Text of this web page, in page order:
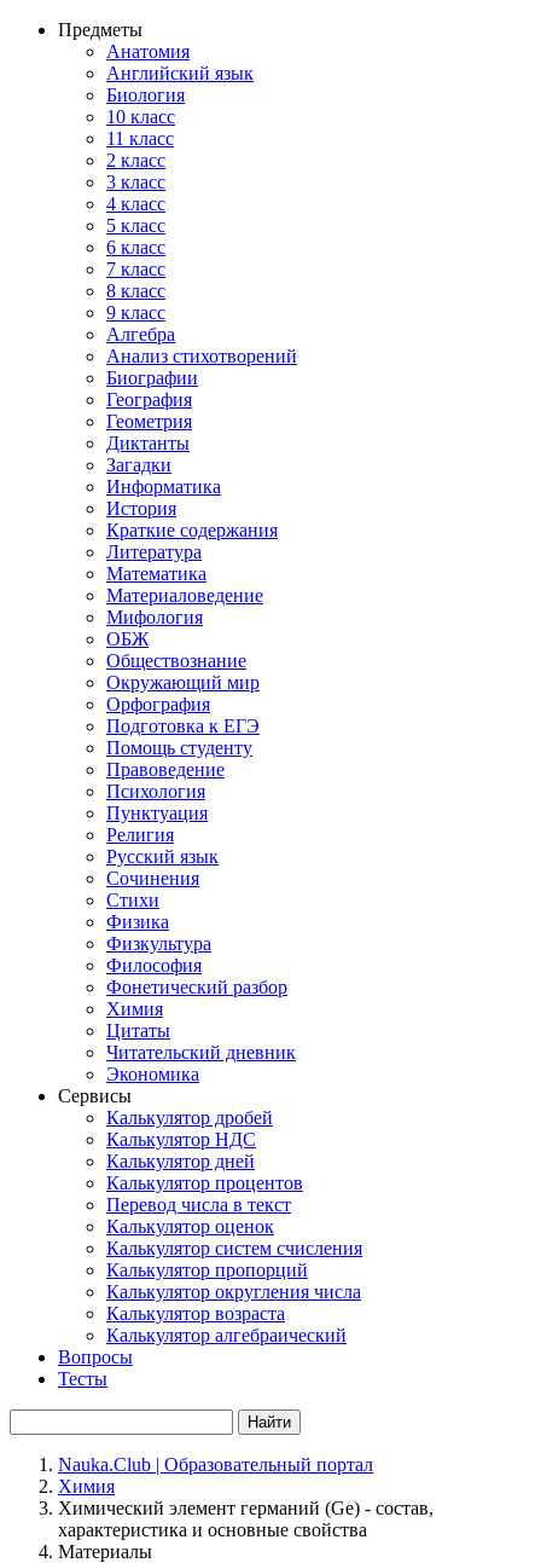
Предметы
Анатомия
Английский язык
Биология
10 класс
11 класс
2 класс
3 класс
4 класс
5 класс
6 класс
7 класс
8 класс
9 класс
Алгебра
Анализ стихотворений
Биографии
География
Геометрия
Диктанты
Загадки
Информатика
История
Краткие содержания
Литература
Математика
Материаловедение
Мифология
ОБЖ
Обществознание
Окружающий мир
Орфография
Подготовка к ЕГЭ
Помощь студенту
Правоведение
Психология
Пунктуация
Религия
Русский язык
Сочинения
Стихи
Физика
Физкультура
Философия
Фонетический разбор
Химия
Цитаты
Читательский дневник
Экономика
Сервисы
Калькулятор дробей
Калькулятор НДС
Калькулятор дней
Калькулятор процентов
Перевод числа в текст
Калькулятор оценок
Калькулятор систем счисления
Калькулятор пропорций
Калькулятор округления числа
Калькулятор возраста
Калькулятор алгебраический
Вопросы
Тесты
Найти
Nauka.Club | Образовательный портал
Химия
Химический элемент германий (Ge) - состав,
характеристика и основные свойства
Материалы